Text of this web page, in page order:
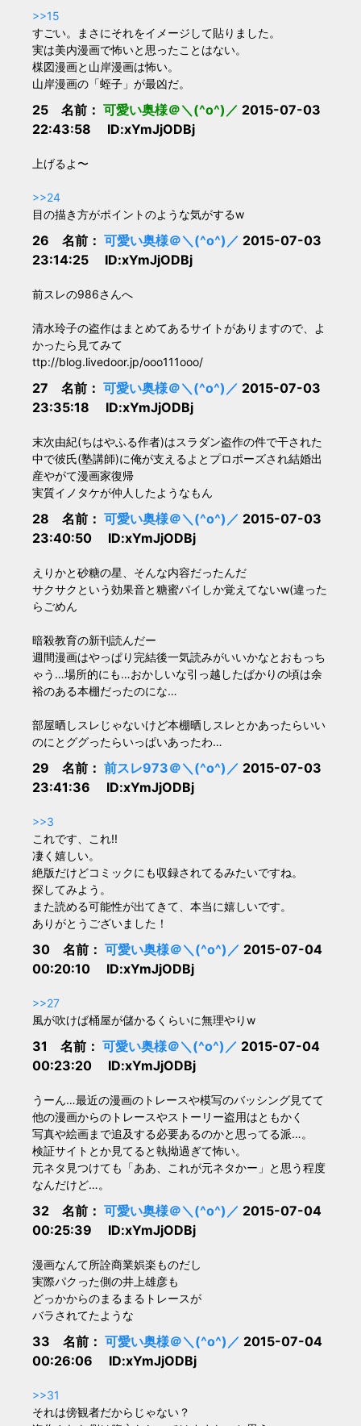
>>15
すごい。まさにそれをイメージして貼りました。
実は美内漫画で怖いと思ったことはない。
楳図漫画と山岸漫画は怖い。
山岸漫画の「蛭子」が最凶だ。
25 名前： 可愛い奥様＠＼(^o^)／ 2015-07-03
22:43:58 ID:xYmJjODBj
上げるよ〜
>>24
目の描き方がポイントのような気がするw
26 名前： 可愛い奥様＠＼(^o^)／ 2015-07-03
23:14:25 ID:xYmJjODBj
前スレの986さんへ
清水玲子の盗作はまとめてあるサイトがありますので、よ
かったら見てみて
ttp://blog.livedoor.jp/ooo111ooo/
27 名前： 可愛い奥様＠＼(^o^)／ 2015-07-03
23:35:18 ID:xYmJjODBj
末次由紀(ちはやふる作者)はスラダン盗作の件で干された
中で彼氏(塾講師)に俺が支えるよとプロポーズされ結婚出
産やがて漫画家復帰
実質イノタケが仲人したようなもん
28 名前： 可愛い奥様＠＼(^o^)／ 2015-07-03
23:40:50 ID:xYmJjODBj
えりかと砂糖の星、そんな内容だったんだ
サクサクという効果音と糖蜜パイしか覚えてないw(違った
らごめん
暗殺教育の新刊読んだー
週間漫画はやっぱり完結後一気読みがいいかなとおもっち
ゃう…場所的にも…おかしいな引っ越したばかりの頃は余
裕のある本棚だったのにな…
部屋晒しスレじゃないけど本棚晒しスレとかあったらいい
のにとググったらいっぱいあったわ…
29 名前： 前スレ973＠＼(^o^)／ 2015-07-03
23:41:36 ID:xYmJjODBj
>>3
これです、これ!!
凄く嬉しい。
絶版だけどコミックにも収録されてるみたいですね。
探してみよう。
また読める可能性が出てきて、本当に嬉しいです。
ありがとうございました！
30 名前： 可愛い奥様＠＼(^o^)／ 2015-07-04
00:20:10 ID:xYmJjODBj
>>27
風が吹けば桶屋が儲かるくらいに無理やりw
31 名前： 可愛い奥様＠＼(^o^)／ 2015-07-04
00:23:20 ID:xYmJjODBj
うーん…最近の漫画のトレースや模写のバッシング見てて
他の漫画からのトレースやストーリー盗用はともかく
写真や絵画まで追及する必要あるのかと思ってる派…。
検証サイトとか見てると執拗過ぎて怖い。
元ネタ見つけても「ああ、これが元ネタかー」と思う程度
なんだけど…。
32 名前： 可愛い奥様＠＼(^o^)／ 2015-07-04
00:25:39 ID:xYmJjODBj
漫画なんて所詮商業娯楽ものだし
実際パクった側の井上雄彦も
どっかからのまるまるトレースが
バラされてたような
33 名前： 可愛い奥様＠＼(^o^)／ 2015-07-04
00:26:06 ID:xYmJjODBj
>>31
それは傍観者だからじゃない？